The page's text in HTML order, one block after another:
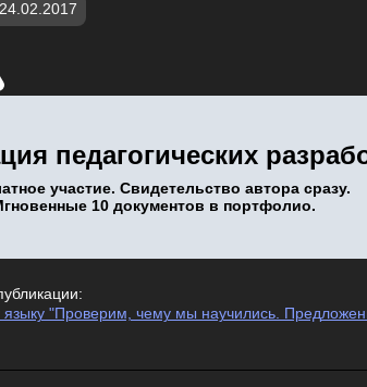
24.02.2017
педагогических
участие. Свидетельство автора сразу.
10 документов в портфолио.
языку "Проверим, чему мы научились.